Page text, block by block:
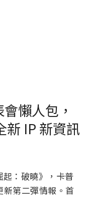
懶人包，
新 IP 新資訊
：破曉》，卡普
新第二彈情報。首